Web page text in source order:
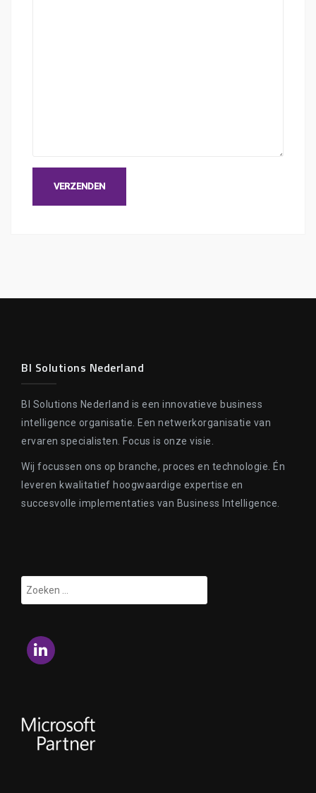
BI Solutions Nederland
BI Solutions Nederland is een innovatieve business
intelligence organisatie. Een netwerkorganisatie van
ervaren specialisten. Focus is onze visie.
Wij focussen ons op branche, proces en technologie. Én
leveren kwalitatief hoogwaardige expertise en
succesvolle implementaties van Business Intelligence.
Zoeken
naar:
LinkedIn